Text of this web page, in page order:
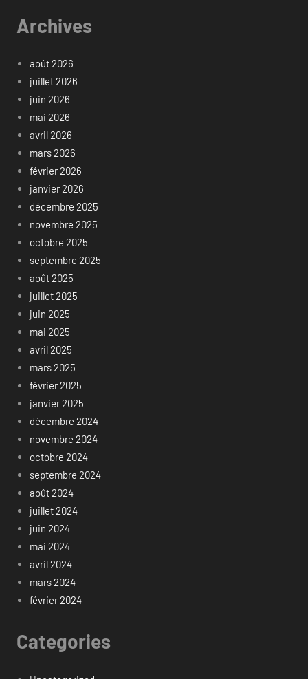
Archives
août 2026
juillet 2026
juin 2026
mai 2026
avril 2026
mars 2026
février 2026
janvier 2026
décembre 2025
novembre 2025
octobre 2025
septembre 2025
août 2025
juillet 2025
juin 2025
mai 2025
avril 2025
mars 2025
février 2025
janvier 2025
décembre 2024
novembre 2024
octobre 2024
septembre 2024
août 2024
juillet 2024
juin 2024
mai 2024
avril 2024
mars 2024
février 2024
Categories